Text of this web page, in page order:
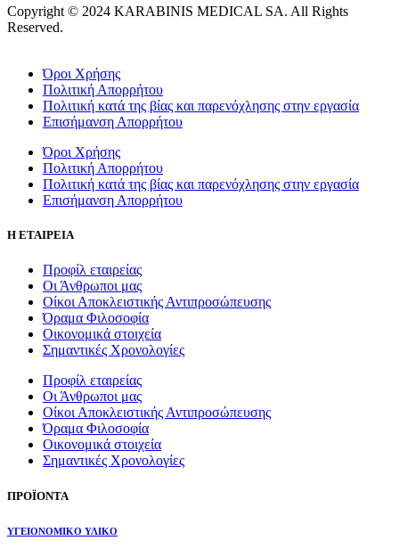
Copyright © 2024 KARABINIS MEDICAL SA. All Rights
Reserved.
Όροι Χρήσης
Πολιτική Απορρήτου
Πολιτική κατά της βίας και παρενόχλησης στην εργασία
Επισήμανση Απορρήτου
Όροι Χρήσης
Πολιτική Απορρήτου
Πολιτική κατά της βίας και παρενόχλησης στην εργασία
Επισήμανση Απορρήτου
Η ΕΤΑΙΡΕΙΑ
Προφίλ εταιρείας
Οι Άνθρωποι μας
Οίκοι Αποκλειστικής Αντιπροσώπευσης
Όραμα Φιλοσοφία
Οικονομικά στοιχεία
Σημαντικές Χρονολογίες
Προφίλ εταιρείας
Οι Άνθρωποι μας
Οίκοι Αποκλειστικής Αντιπροσώπευσης
Όραμα Φιλοσοφία
Οικονομικά στοιχεία
Σημαντικές Χρονολογίες
ΠΡΟΪΟΝΤΑ
ΥΓΕΙΟΝΟΜΙΚΟ ΥΛΙΚΟ